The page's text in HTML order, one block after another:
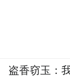
盗香窃玉：